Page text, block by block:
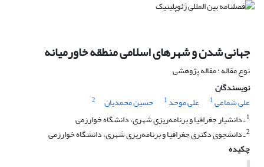
جهانی شدن و شهرهای اسلامی منطقه خاورمیانه
نوع مقاله : مقاله پژوهشی
نویسندگان
علی شماعی1 علی موحد 1 حسین محمدیان
2
1ـ دانشیار جغرافیا و برنامه‌ریزی شهری، دانشگاه خوارزمی
2ـ دانشجوی دکتری جغرافیا و برنامه‌ریزی شهری، دانشگاه خوارزمی
چکیده